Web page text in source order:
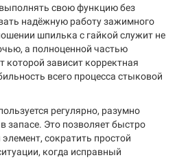
свою функцию без
надёжную работу зажимного
шпилька с гайкой служит не
а полноценной частью
которой зависит корректная
всего процесса стыковой
регулярно, разумно
запасе. Это позволяет быстро
сократить простой
когда исправный